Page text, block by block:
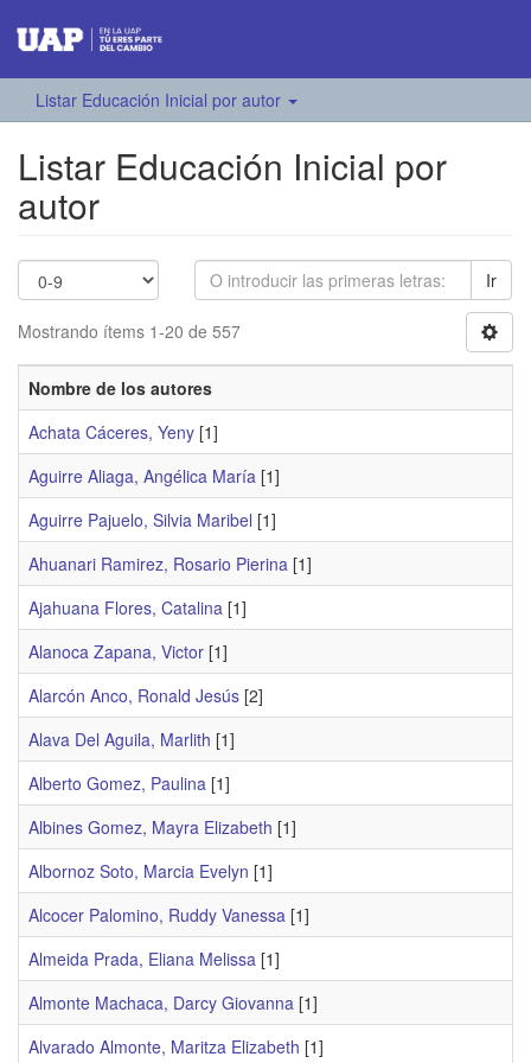
Listar Educación Inicial por autor
Listar Educación Inicial por
autor
Ir
Mostrando ítems 1-20 de 557
Nombre de los autores
Achata Cáceres, Yeny [1]
Aguirre Aliaga, Angélica María [1]
Aguirre Pajuelo, Silvia Maribel [1]
Ahuanari Ramirez, Rosario Pierina [1]
Ajahuana Flores, Catalina [1]
Alanoca Zapana, Victor [1]
Alarcón Anco, Ronald Jesús [2]
Alava Del Aguila, Marlith [1]
Alberto Gomez, Paulina [1]
Albines Gomez, Mayra Elizabeth [1]
Albornoz Soto, Marcia Evelyn [1]
Alcocer Palomino, Ruddy Vanessa [1]
Almeida Prada, Eliana Melissa [1]
Almonte Machaca, Darcy Giovanna [1]
Alvarado Almonte, Maritza Elizabeth [1]